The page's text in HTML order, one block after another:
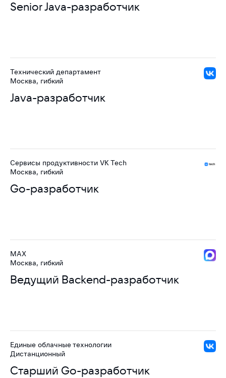
Senior Java-разработчик
Java-разработчик
Технический департамент
Москва, гибкий
Go-разработчик
Сервисы продуктивности VK Tech
Москва, гибкий
Ведущий Backend-разработчик
MAX
Москва, гибкий
Старший Go-разработчик
Единые облачные технологии
Дистанционный